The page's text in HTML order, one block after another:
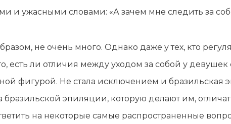
и ужасными словами: «А зачем мне следить за
не очень много. Однако даже у тех, кто
есть ли отличия между уходом за собой у
фигурой. Не стала исключением и бразильская
эпиляции, которую делают им,
на некоторые самые распространенные